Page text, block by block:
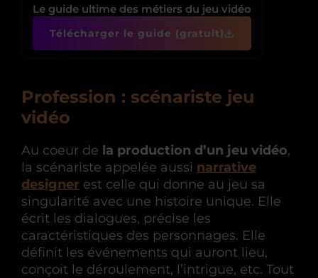
Le guide ultime des métiers du jeu vidéo
Télécharger le guide (gratuit)
Profession : scénariste jeu
vidéo
Au coeur de la production d’un jeu vidéo,
la scénariste appelée aussi narrative
designer est celle qui donne au jeu sa
singularité avec une histoire unique. Elle
écrit les dialogues, précise les
caractéristiques des personnages. Elle
définit les événements qui auront lieu,
conçoit le déroulement, l’intrigue, etc. Tout